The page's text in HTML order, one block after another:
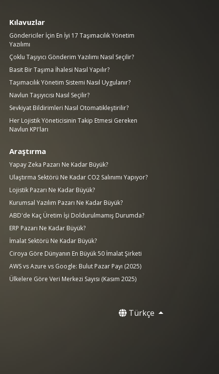
Kılavuzlar
Göndericiler İçin En İyi 17 Taşımacılık Yönetim
Yazılımı
Çoklu Taşıyıcı Gönderim Yazılımı Nasıl Seçilir?
Basit Bir Taşıma İhalesi Nasıl Yapılır?
Taşımacılık Yönetim Sistemi Nasıl Uygulanır?
Navlun Taşıyıcısı Nasıl Seçilir?
Sevkiyat Bildirimleri Nasıl Otomatikleştirilir?
Her Lojistik Yöneticisinin Takip Etmesi Gereken
Navlun KPI'ları
Araştırma
Yapay Zeka Pazarı Ne Kadar Büyük?
Ulaştırma Sektörü Ne Kadar CO2 Salınımı Yapıyor?
Lojistik Pazarı Ne Kadar Büyük?
Kurumsal Yazılım Pazarı Ne Kadar Büyük?
ABD'de Kaç Üretim İşi Doldurulmamış Durumda?
ERP Pazarı Ne Kadar Büyük?
İmalat Sektörü Ne Kadar Büyük?
Ciroya Göre Dünyanın En Büyük 50 İmalat Şirketi
AWS vs Azure vs Google: Bulut Pazar Payı (2025)
Ülkelere Göre Veri Merkezi Sayısı (Kasım 2025)
Türkçe